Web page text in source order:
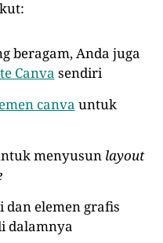
beragam, Anda juga
Canva sendiri
canva untuk
menyusun layout
elemen grafis
dalamnya